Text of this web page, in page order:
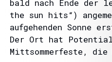
bald nach Ende der
the sun hits“)
aufgehenden Sonne
Der Ort hat
Mittsommerfeste,